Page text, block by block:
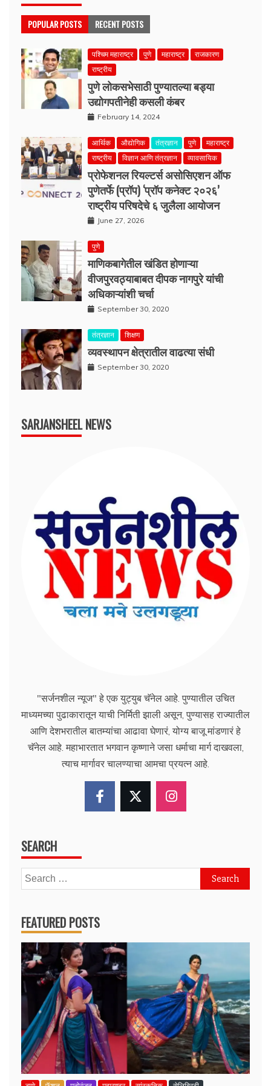
POPULAR POSTS RECENT POSTS
पश्चिम महाराष्ट्र पुणे महाराष्ट्र
राजकारण
राष्ट्रीय
पुणे लोकसभेसाठी पुण्यातल्या बड्या
उद्योगपतीनेही कसली कंबर
February 14, 2024
आर्थिक औद्योगिक तंत्रज्ञान पुणे
महाराष्ट्र
राष्ट्रीय
विज्ञान आणि तंत्रज्ञान व्यावसायिक
प्रोफेशनल रियल्टर्स असोसिएशन ऑफ
पुणेतर्फे (प्रॉप) ‘प्रॉप कनेक्ट २०२६’
राष्ट्रीय परिषदेचे ६ जुलैला आयोजन
June 27, 2026
पुणे
माणिकबागेतील खंडित होणाऱ्या
वीजपुरवठ्याबाबत दीपक नागपुरे यांची
अधिकाऱ्यांशी चर्चा
September 30, 2020
तंत्रज्ञान शिक्षण
व्यवस्थापन क्षेत्रातील वाढत्या संधी
September 30, 2020
SARJANSHEEL NEWS
"सर्जनशील न्यूज" हे एक युट्युब चॅनेल आहे. पुण्यातील उचित
माध्यमच्या पुढाकारातून याची निर्मिती झाली असून, पुण्यासह राज्यातील
आणि देशभरातील बातम्यांचा आढावा घेणारं, योग्य बाजू मांडणारं हे
चॅनेल आहे. महाभारतात भगवान कृष्णाने जसा धर्माचा मार्ग दाखवला,
त्याच मार्गावर चालण्याचा आमचा प्रयत्न आहे.
SEARCH
Search
for:
FEATURED POSTS